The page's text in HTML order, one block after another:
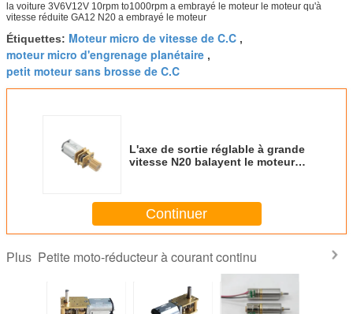
la voiture 3V6V12V 10rpm to1000rpm a embrayé le moteur le moteur qu'à
vitesse réduite GA12 N20 a embrayé le moteur
Étiquettes: Moteur micro de vitesse de C.C ,
moteur micro d'engrenage planétaire ,
petit moteur sans brosse de C.C
L'axe de sortie réglable à grande
vitesse N20 balayent le moteur
automatiques
Continuer
Plus Petite moto-réducteur à courant continu